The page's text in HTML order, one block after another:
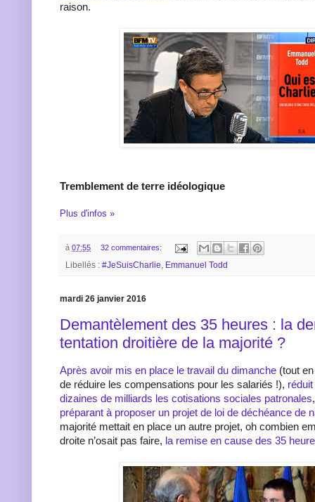
raison.
Tremblement de terre idéologique
Plus d'infos »
à 07:55 32 commentaires:
Libellés : #JeSuisCharlie, Emmanuel Todd
mardi 26 janvier 2016
Demantèlement des 35 heures : la
tentation droitière de la majorité ?
Après avoir mis en place le travail du dimanche (tout
de réduire les compensations pour les salariés !),
dizaines de milliards les cotisations sociales patronales
préparant à proposer un projet de loi de déchéance de
majorité mettait en place un autre projet, oh combien
droite n’osait pas faire, la remise en cause des 35